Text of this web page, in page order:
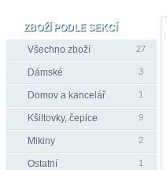
ZBOŽÍ PODLE SEKCÍ
Všechno zboží
27
Dámské 3
Domov a kancelář 1
Kšiltovky, čepice 9
Mikiny 2
Ostatní 1